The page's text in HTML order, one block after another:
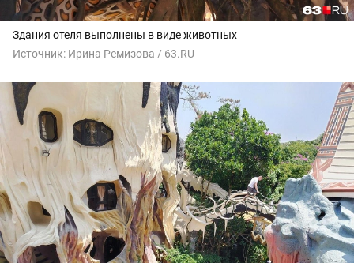
Здания отеля выполнены в виде животных
Источник: Ирина Ремизова / 63.RU